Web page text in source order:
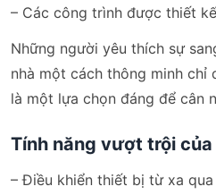
– Các công trình được thiết
Những người yêu thích sự
nhà một cách thông minh chỉ
là một lựa chọn đáng để cân
Tính năng vượt trội
– Điều khiển thiết bị từ xa